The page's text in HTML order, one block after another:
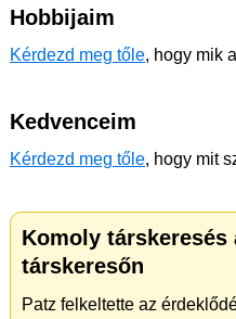
Hobbijaim
Kérdezd meg tőle, hogy mik
Kedvenceim
Kérdezd meg tőle, hogy mit
Komoly társkeresés
társkeresőn
Patz felkeltette az